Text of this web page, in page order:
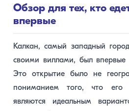
Обзор для тех, кто
впервые
Калкан, самый западный
своими виллами, был впервые
Это открытие было не
пониманием того, что его
являются идеальным